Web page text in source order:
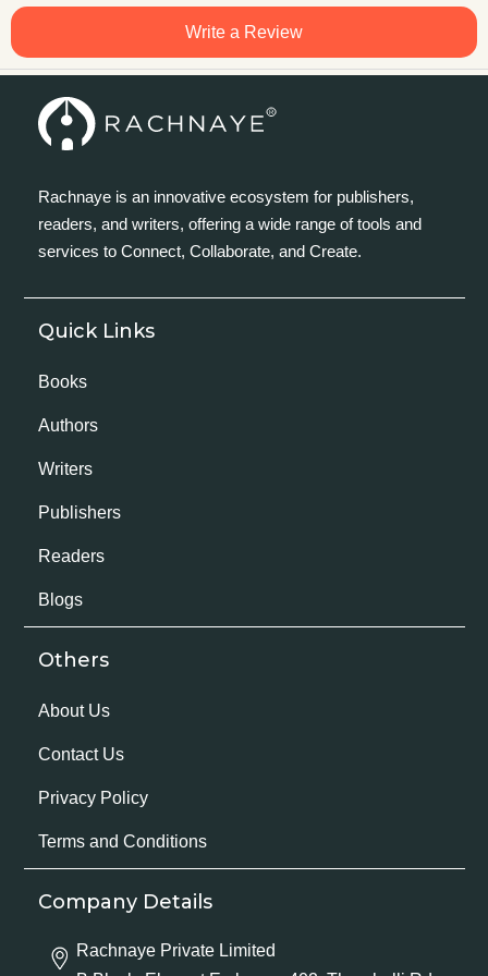
Write a Review
Rachnaye is an innovative ecosystem for publishers,
readers, and writers, offering a wide range of tools and
services to Connect, Collaborate, and Create.
Quick Links
Books
Authors
Writers
Publishers
Readers
Blogs
Others
About Us
Contact Us
Privacy Policy
Terms and Conditions
Company Details
Rachnaye Private Limited